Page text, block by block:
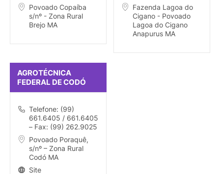
DO POVOADO COPÍA
Povoado Copaíba
s/nº - Zona Rural
Brejo MA
MARANHENSE
Fazenda Lagoa do
Cigano - Povoado
Lagoa do Cigano
Anapurus MA
AGROTÉCNICA
FEDERAL DE CODÓ
Telefone: (99)
661.6405 / 661.6405
– Fax: (99) 262.9025
Povoado Poraquê,
s/nº – Zona Rural
Codó MA
Site